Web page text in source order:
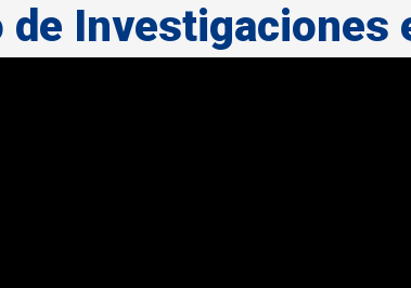
Investigaciones